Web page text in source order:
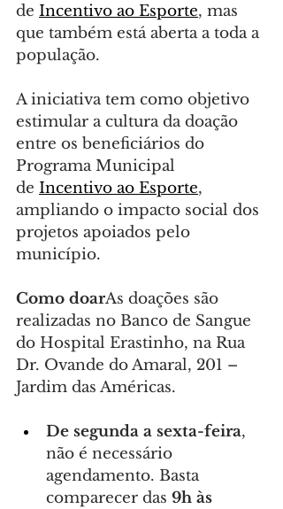
de Incentivo ao Esporte, mas
que também está aberta a toda a
população.
A iniciativa tem como objetivo
estimular a cultura da doação
entre os beneficiários do
Programa Municipal
de Incentivo ao Esporte,
ampliando o impacto social dos
projetos apoiados pelo
município.
Como doarAs doações são
realizadas no Banco de Sangue
do Hospital Erastinho, na Rua
Dr. Ovande do Amaral, 201 –
Jardim das Américas.
De segunda a sexta-feira,
não é necessário
agendamento. Basta
comparecer das 9h às